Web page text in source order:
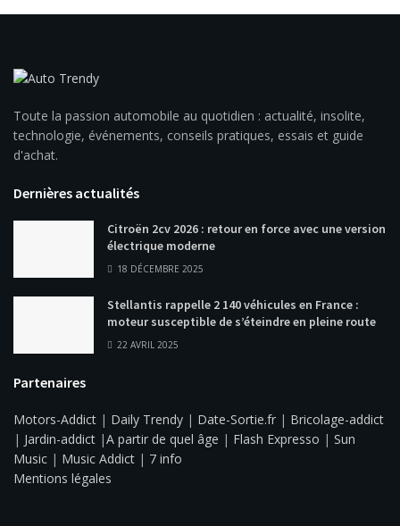
Toute la passion automobile au quotidien : actualité, insolite,
technologie, événements, conseils pratiques, essais et guide
d'achat.
Dernières actualités
Citroën 2cv 2026 : retour en force avec une version
électrique moderne
18 DÉCEMBRE 2025
Stellantis rappelle 2 140 véhicules en France :
moteur susceptible de s’éteindre en pleine route
22 AVRIL 2025
Partenaires
Motors-Addict | Daily Trendy | Date-Sortie.fr | Bricolage-addict
| Jardin-addict |A partir de quel âge | Flash Expresso | Sun
Music | Music Addict | 7 info
Mentions légales